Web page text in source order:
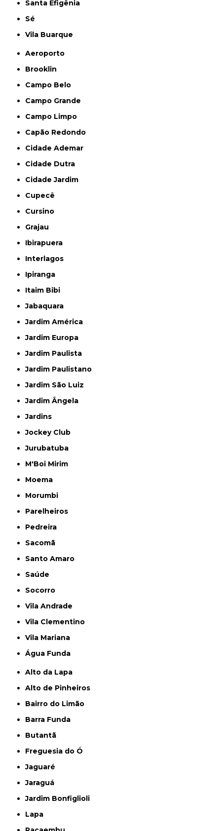
Santa Efigênia
Sé
Vila Buarque
Aeroporto
Brooklin
Campo Belo
Campo Grande
Campo Limpo
Capão Redondo
Cidade Ademar
Cidade Dutra
Cidade Jardim
Cupecê
Cursino
Grajau
Ibirapuera
Interlagos
Ipiranga
Itaim Bibi
Jabaquara
Jardim América
Jardim Europa
Jardim Paulista
Jardim Paulistano
Jardim São Luiz
Jardim Ângela
Jardins
Jockey Club
Jurubatuba
M'Boi Mirim
Moema
Morumbi
Parelheiros
Pedreira
Sacomã
Santo Amaro
Saúde
Socorro
Vila Andrade
Vila Clementino
Vila Mariana
Água Funda
Alto da Lapa
Alto de Pinheiros
Bairro do Limão
Barra Funda
Butantã
Freguesia do Ó
Jaguaré
Jaraguá
Jardim Bonfiglioli
Lapa